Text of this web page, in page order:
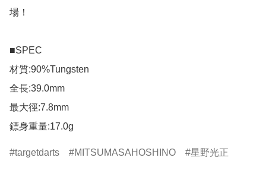
場！
■SPEC
材質:90%Tungsten
全長:39.0mm
最大徑:7.8mm
鏢身重量:17.0g
targetdarts MITSUMASAHOSHINO 星野光正